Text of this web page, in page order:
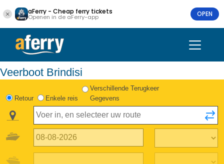
aFerry - Cheap ferry tickets
Openen in de aFerry-app OPEN
Veerboot Brindisi
Retour Enkele reis
Verschillende Terugkeer
Gegevens